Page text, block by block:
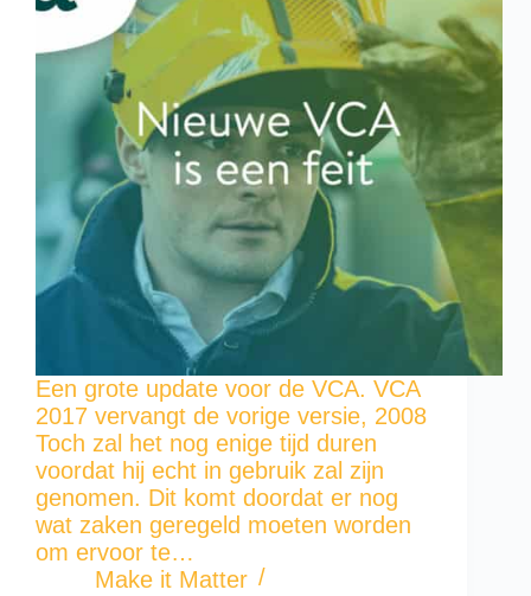
Een grote update voor de VCA. VCA
2017 vervangt de vorige versie, 2008
Toch zal het nog enige tijd duren
voordat hij echt in gebruik zal zijn
genomen. Dit komt doordat er nog
wat zaken geregeld moeten worden
om ervoor te…
Make it Matter